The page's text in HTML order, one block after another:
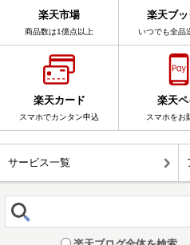
楽天市場
商品数は1億点以上
楽天ブ
いつでも全品
楽天カード
スマホでカンタン申込
楽天ペ
スマホをお
サービス一覧